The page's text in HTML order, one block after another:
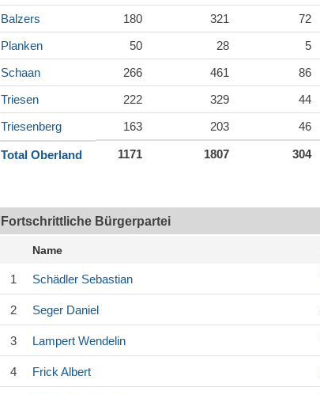
Balzers 180 321 72
Planken
50 28 5
Schaan
266 461 86
Triesen
222 329 44
Triesenberg
163 203 46
Total Oberland 1171 1807 304
Fortschrittliche Bürgerpartei
Name
1 Schädler Sebastian
2 Seger Daniel
3 Lampert Wendelin
4 Frick Albert